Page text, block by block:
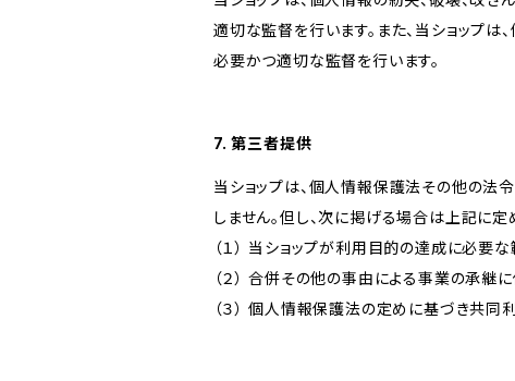
適切な監督を行います。また、当ショップ
必要かつ適切な監督を行います。
7. 第三者提供
当ショップは、個人情報保護法その他の法
しません。但し、次に掲げる場合は上記に
（１） 当ショップが利用目的の達成に必
（２） 合併その他の事由による事業の承継
（３） 個人情報保護法の定めに基づき共同